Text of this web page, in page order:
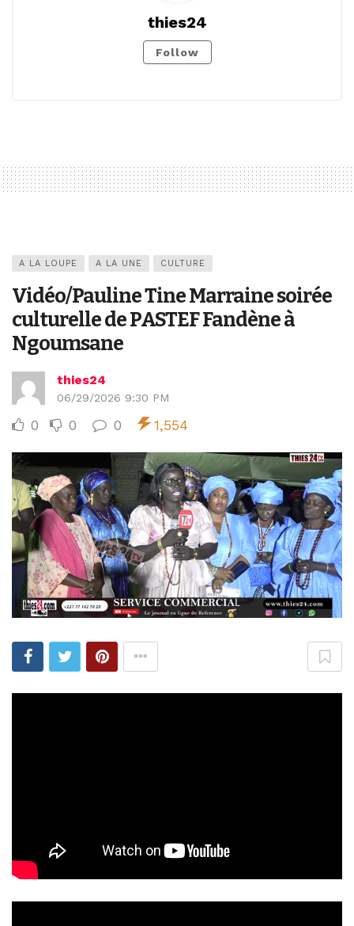
thies24
Follow
A LA LOUPE A LA UNE CULTURE
Vidéo/Pauline Tine Marraine soirée
culturelle de PASTEF Fandène à
Ngoumsane
thies24
06/29/2026 9:30 PM
0 0 0 1,554